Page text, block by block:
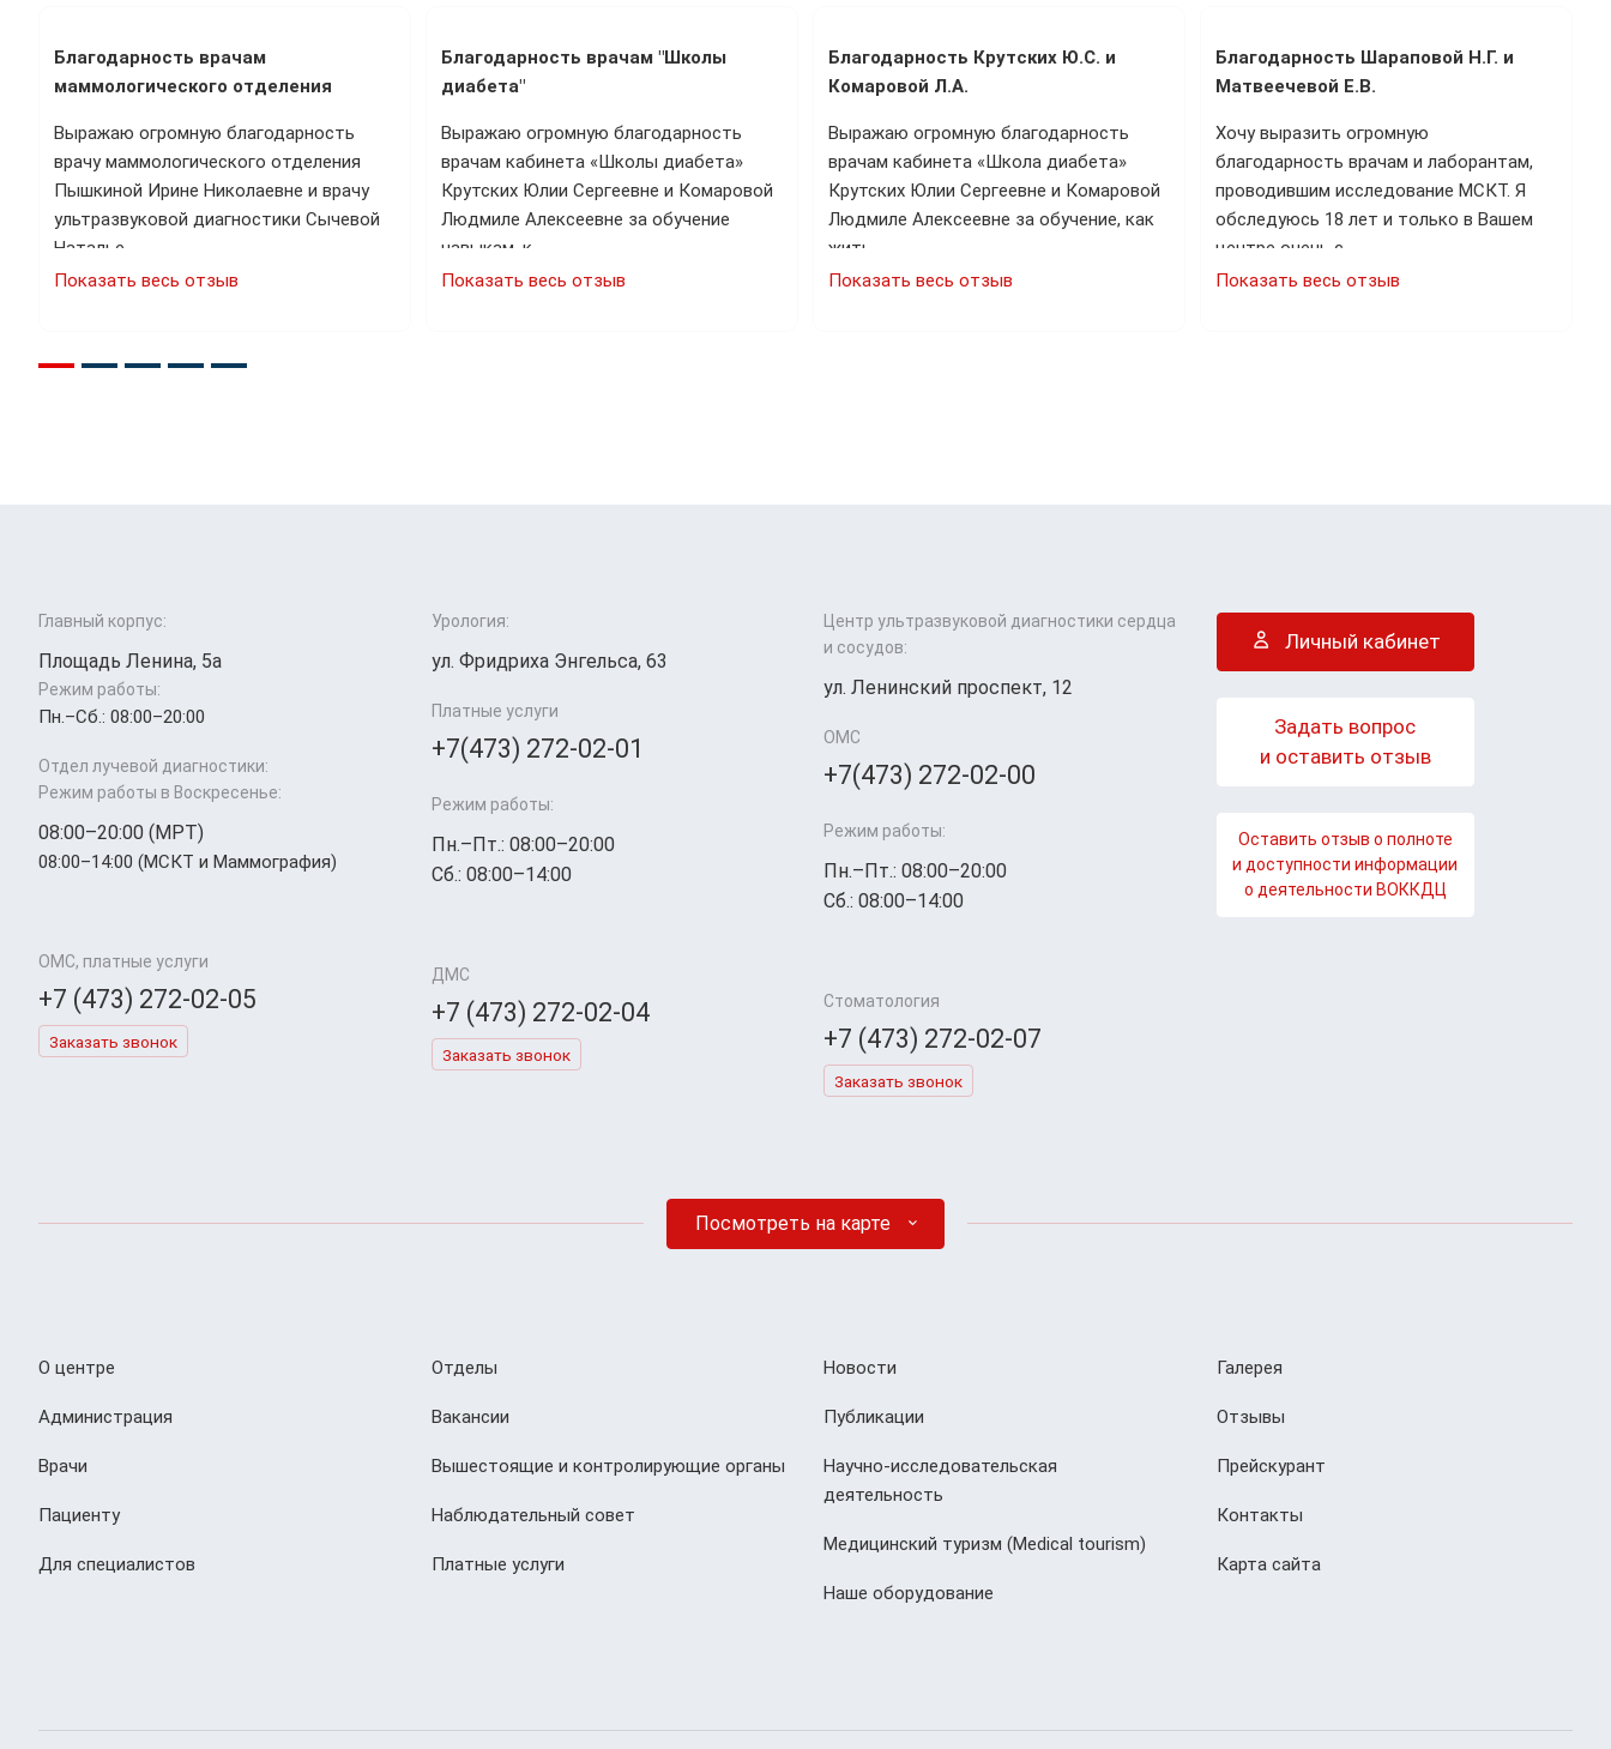
Благодарность врачам
маммологического отделения
Выражаю огромную благодарность
врачу маммологического отделения
Пышкиной Ирине Николаевне и врачу
ультразвуковой диагностики Сычевой
Наталье…
Показать весь отзыв
Благодарность врачам "Школы
диабета"
Выражаю огромную благодарность
врачам кабинета «Школы диабета»
Крутских Юлии Сергеевне и Комаровой
Людмиле Алексеевне за обучение
навыкам, к…
Показать весь отзыв
Благодарность Крутских Ю.С. и
Комаровой Л.А.
Выражаю огромную благодарность
врачам кабинета «Школа диабета»
Крутских Юлии Сергеевне и Комаровой
Людмиле Алексеевне за обучение, как
жить…
Показать весь отзыв
Благодарность Шараповой Н.Г. и
Матвеечевой Е.В.
Хочу выразить огромную
благодарность врачам и лаборантам,
проводившим исследование МСКТ. Я
обследуюсь 18 лет и только в Вашем
центре очень с…
Показать весь отзыв
Главный корпус:
Площадь Ленина, 5а
Режим работы:
Пн.–Cб.: 08:00–20:00
Отдел лучевой диагностики:
Режим работы в Воскресенье:
08:00–20:00 (МРТ)
08:00–14:00 (МСКТ и Маммография)
ОМС, платные услуги
+7 (473) 272-02-05
Заказать звонок
Урология:
ул. Фридриха Энгельса, 63
Платные услуги
+7(473) 272-02-01
Режим работы:
Пн.–Пт.: 08:00–20:00
Сб.: 08:00–14:00
ДМС
+7 (473) 272-02-04
Заказать звонок
Центр ультразвуковой диагностики сердца
и сосудов:
ул. Ленинский проспект, 12
ОМС
+7(473) 272-02-00
Режим работы:
Пн.–Пт.: 08:00–20:00
Сб.: 08:00–14:00
Стоматология
+7 (473) 272-02-07
Заказать звонок
Личный кабинет
Задать вопрос
и оставить отзыв
Оставить отзыв о полноте
и доступности информации
о деятельности ВОККДЦ
Посмотреть на карте
О центре
Администрация
Врачи
Пациенту
Для специалистов
Отделы
Вакансии
Вышестоящие и контролирующие органы
Наблюдательный совет
Платные услуги
Новости
Публикации
Научно-исследовательская
деятельность
Медицинский туризм (Мedical tourism)
Наше оборудование
Галерея
Отзывы
Прейскурант
Контакты
Карта сайта